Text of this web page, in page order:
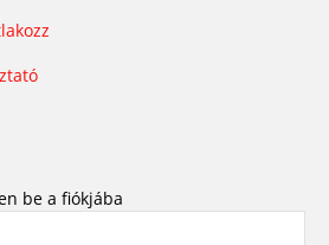
be a fiókjába